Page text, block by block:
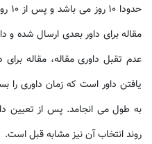
عدم تقبل داوری مقاله، مقاله
یافتن داور است که زمان داوری را
به طول می انجامد. پس از تعیین
روند انتخاب آن نیز مشابه قبل است.